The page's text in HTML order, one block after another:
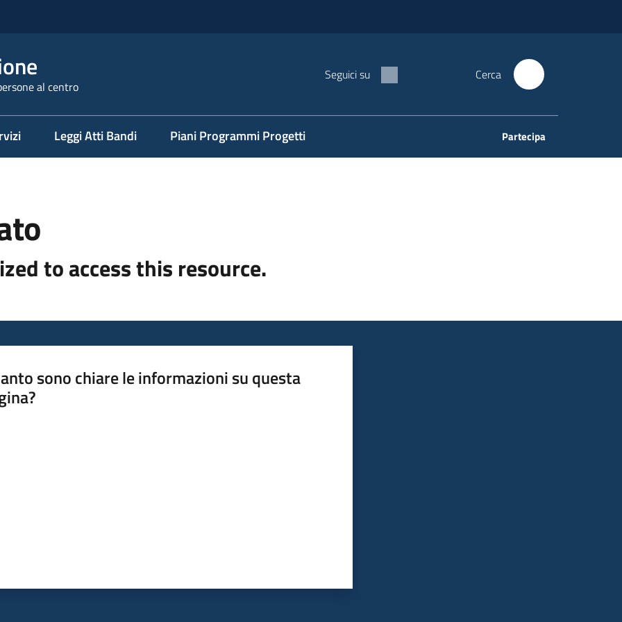
al centro
Seguici su Cerca
Leggi Atti Bandi Piani Programmi Progetti Partecipa
to access this resource.
sono chiare le informazioni su questa